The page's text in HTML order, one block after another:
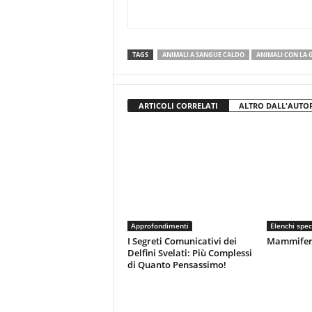
TAGS ANIMALI A SANGUE CALDO ANIMALI CON LA G
ARTICOLI CORRELATI ALTRO
Approfondimenti
I Segreti Comunicativi dei
Delfini Svelati: Più Complessi
di Quanto Pensassimo!
Elenchi